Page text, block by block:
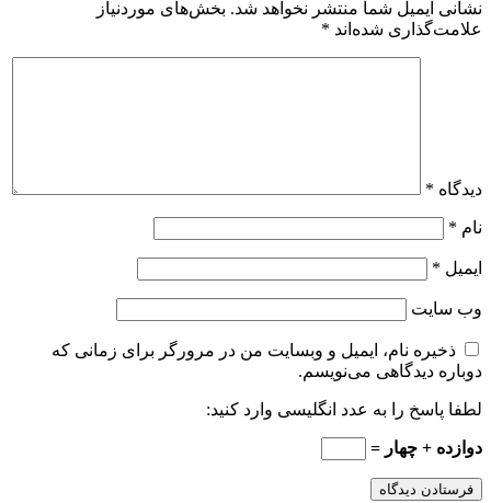
نشانی ایمیل شما منتشر نخواهد شد. بخش‌های موردنیاز
علامت‌گذاری شده‌اند *
دیدگاه *
نام *
ایمیل *
وب‌ سایت
ذخیره نام، ایمیل و وبسایت من در مرورگر برای زمانی که
دوباره دیدگاهی می‌نویسم.
لطفا پاسخ را به عدد انگلیسی وارد کنید:
دوازده + چهار =